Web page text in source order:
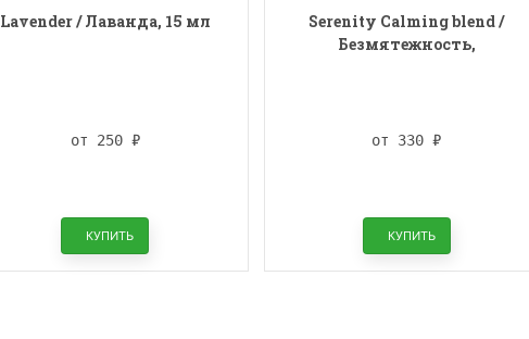
Lavender / Лаванда, 15 мл
от 250 ₽
КУПИТЬ
Serenity Calming blend /
Безмятежность,
от 330₽
КУПИТЬ